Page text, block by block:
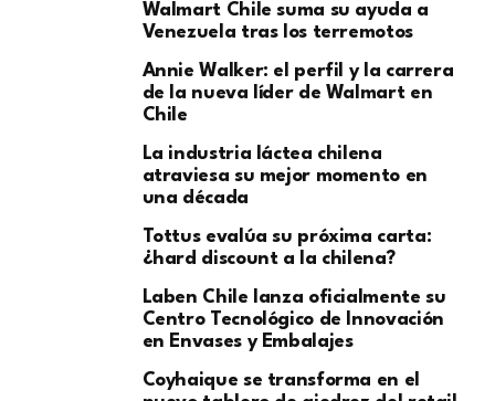
Walmart Chile suma su ayuda a
Venezuela tras los terremotos
Annie Walker: el perfil y la carrera
de la nueva líder de Walmart en
Chile
La industria láctea chilena
atraviesa su mejor momento en
una década
Tottus evalúa su próxima carta:
¿hard discount a la chilena?
Laben Chile lanza oficialmente su
Centro Tecnológico de Innovación
en Envases y Embalajes
Coyhaique se transforma en el